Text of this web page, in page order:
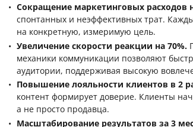
Сокращение маркетинговых расходов
спонтанных и неэффективных трат.
на конкретную, измеримую цель.
Увеличение скорости реакции на 70%.
механики коммуникации позволяют
аудитории, поддерживая высокую
Повышение лояльности клиентов в 2
контент формирует доверие. Клиенты
а не просто продавца.
Масштабирование результатов за 3